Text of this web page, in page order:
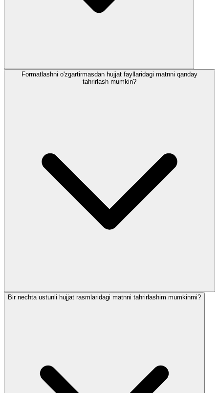
Formatlashni o'zgartirmasdan hujjat fayllaridagi matnni qanday
tahrirlash mumkin?
Bir nechta ustunli hujjat rasmlaridagi matnni tahrirlashim mumkinmi?